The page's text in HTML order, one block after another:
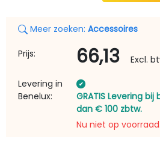
Meer zoeken: Accessoires
Prijs: 66,13
Excl.
Levering in
Benelux:
GRATIS Levering
dan € 100 zbtw.
Nu niet op